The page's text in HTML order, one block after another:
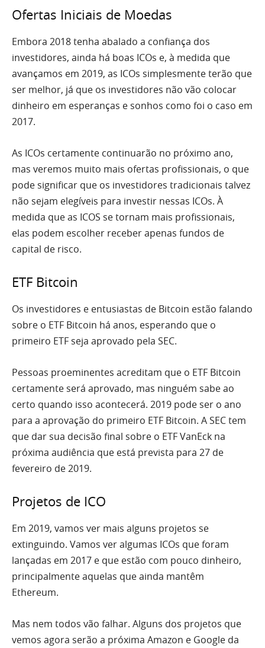
Ofertas Iniciais de Moedas
Embora 2018 tenha abalado a confiança dos
investidores, ainda há boas ICOs e, à medida que
avançamos em 2019, as ICOs simplesmente terão que
ser melhor, já que os investidores não vão colocar
dinheiro em esperanças e sonhos como foi o caso em
2017.
As ICOs certamente continuarão no próximo ano,
mas veremos muito mais ofertas profissionais, o que
pode significar que os investidores tradicionais talvez
não sejam elegíveis para investir nessas ICOs. À
medida que as ICOS se tornam mais profissionais,
elas podem escolher receber apenas fundos de
capital de risco.
ETF Bitcoin
Os investidores e entusiastas de Bitcoin estão falando
sobre o ETF Bitcoin há anos, esperando que o
primeiro ETF seja aprovado pela SEC.
Pessoas proeminentes acreditam que o ETF Bitcoin
certamente será aprovado, mas ninguém sabe ao
certo quando isso acontecerá. 2019 pode ser o ano
para a aprovação do primeiro ETF Bitcoin. A SEC tem
que dar sua decisão final sobre o ETFVanEck na
próxima audiência que está prevista para 27 de
fevereiro de 2019.
Projetos de ICO
Em 2019, vamos ver mais alguns projetos se
extinguindo. Vamos ver algumas ICOs que foram
lançadas em 2017 e que estão com pouco dinheiro,
principalmente aquelas que ainda mantêm
Ethereum.
Mas nem todos vão falhar. Alguns dos projetos que
vemos agora serão a próxima Amazon e Google da